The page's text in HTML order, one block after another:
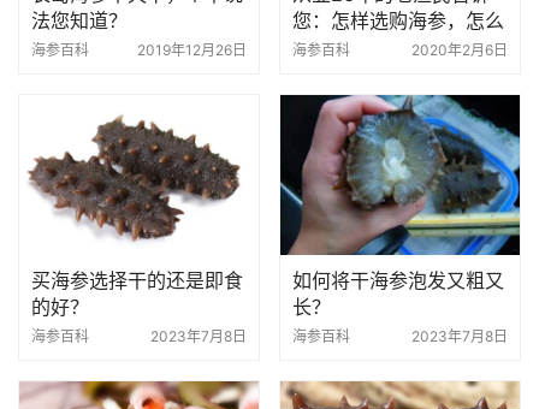
法您知道？
海参百科 2019年12月26日
您：怎样选购海参，怎么
买到好海参
海参百科 2020年2月6日
买海参选择干的还是即食
的好？
海参百科 2023年7月8日
如何将干海参泡发又粗又
长？
海参百科 2023年7月8日